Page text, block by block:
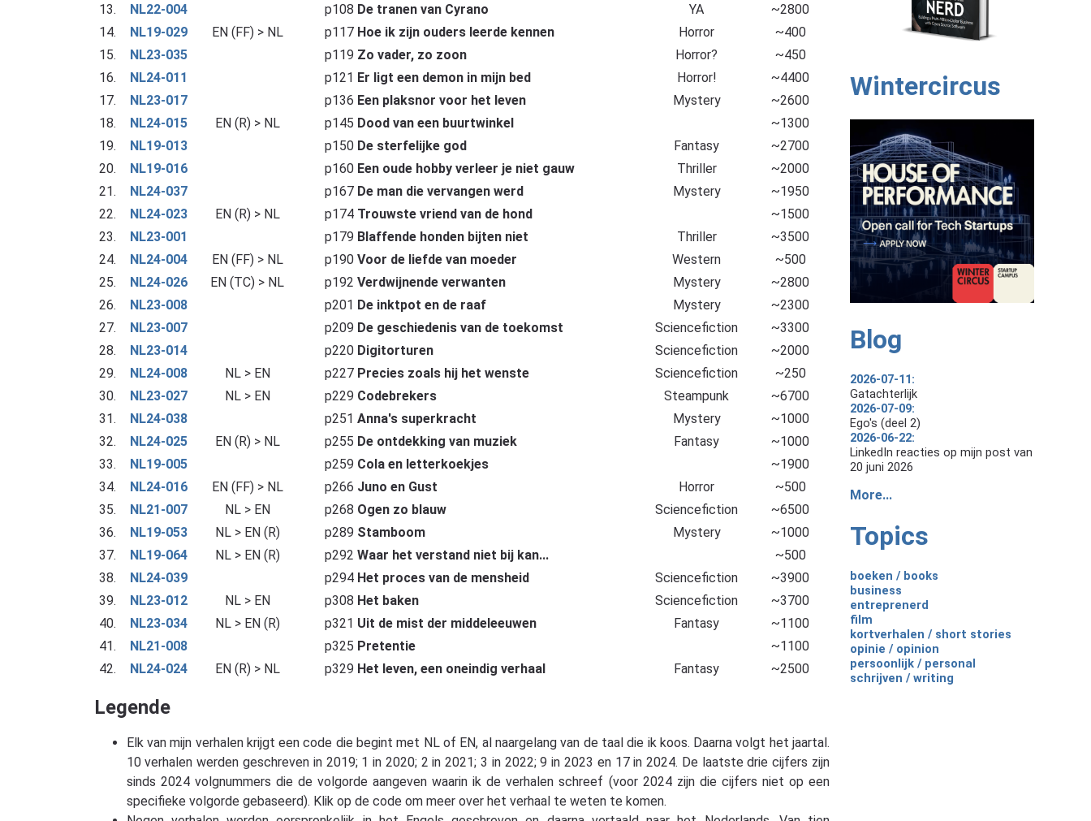
13.
NL22-004 p108 De tranen van Cyrano YA
~2800
14.
NL19-029 EN (FF) > NL p117 Hoe ik zijn ouders leerde kennen Horror
~400
15.
NL23-035 p119 Zo vader, zo zoon Horror?
~450
16.
NL24-011 p121 Er ligt een demon in mijn bed Horror!
~4400
17.
NL23-017 p136 Een plaksnor voor het leven Mystery
~2600
18.
NL24-015 EN (R) > NL p145 Dood van een buurtwinkel
~1300
19.
NL19-013 p150 De sterfelijke god Fantasy
~2700
20.
NL19-016 p160 Een oude hobby verleer je niet gauw Thriller
~2000
21.
NL24-037 p167 De man die vervangen werd Mystery
~1950
22.
NL24-023 EN (R) > NL p174 Trouwste vriend van de hond
~1500
23.
NL23-001 p179 Blaffende honden bijten niet Thriller
~3500
24.
NL24-004 EN (FF) > NL p190 Voor de liefde van moeder Western
~500
25.
NL24-026 EN (TC) > NL p192 Verdwijnende verwanten Mystery
~2800
26.
NL23-008 p201 De inktpot en de raaf Mystery
~2300
27.
NL23-007 p209 De geschiedenis van de toekomst Sciencefiction
~3300
28.
NL23-014 p220 Digitorturen Sciencefiction
~2000
29.
NL24-008 NL > EN p227 Precies zoals hij het wenste Sciencefiction
~250
30.
NL23-027 NL > EN p229 Codebrekers Steampunk
~6700
31.
NL24-038 p251 Anna's superkracht Mystery
~1000
32.
NL24-025 EN (R) > NL p255 De ontdekking van muziek Fantasy
~1000
33.
NL19-005 p259 Cola en letterkoekjes
~1900
34.
NL24-016 EN (FF) > NL p266 Juno en Gust Horror
~500
35.
NL21-007 NL > EN p268 Ogen zo blauw Sciencefiction
~6500
36.
NL19-053 NL > EN (R) p289 Stamboom Mystery
~1000
37.
NL19-064 NL > EN (R) p292 Waar het verstand niet bij kan...
~500
38.
NL24-039 p294 Het proces van de mensheid Sciencefiction
~3900
39.
NL23-012 NL > EN p308 Het baken Sciencefiction
~3700
40.
NL23-034 NL > EN (R) p321 Uit de mist der middeleeuwen Fantasy
~1100
41.
NL21-008 p325 Pretentie
~1100
42.
NL24-024 EN (R) > NL p329 Het leven, een oneindig verhaal Fantasy ~2500
Legende
Elk van mijn verhalen krijgt een code die begint met NL of EN, al naargelang van de taal die ik koos. Daarna volgt het jaartal.
10 verhalen werden geschreven in 2019; 1 in 2020; 2 in 2021; 3 in 2022; 9 in 2023 en 17 in 2024. De laatste drie cijfers zijn
sinds 2024 volgnummers die de volgorde aangeven waarin ik de verhalen schreef (voor 2024 zijn die cijfers niet op een
specifieke volgorde gebaseerd). Klik op de code om meer over het verhaal te weten te komen.
Wintercircus
Blog
2026-07-11:
Gatachterlijk
2026-07-09:
Ego's (deel 2)
2026-06-22:
LinkedIn reacties op mijn post van
20 juni 2026
More...
Topics
boeken / books
business
entreprenerd
film
kortverhalen / short stories
opinie / opinion
persoonlijk / personal
schrijven / writing